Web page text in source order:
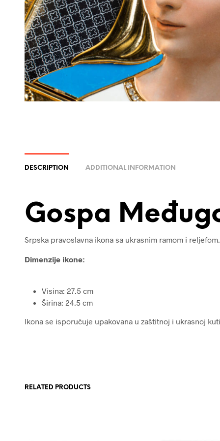
DESCRIPTION ADDITIONAL INFORMATION
Gospa
Srpska pravoslavna ikona sa ukrasnim ramom i reljefom.
Dimenzije ikone:
Visina: 27.5 cm
Širina: 24.5 cm
Ikona se isporučuje upakovana u zaštitnoj i ukrasnoj
RELATED PRODUCTS